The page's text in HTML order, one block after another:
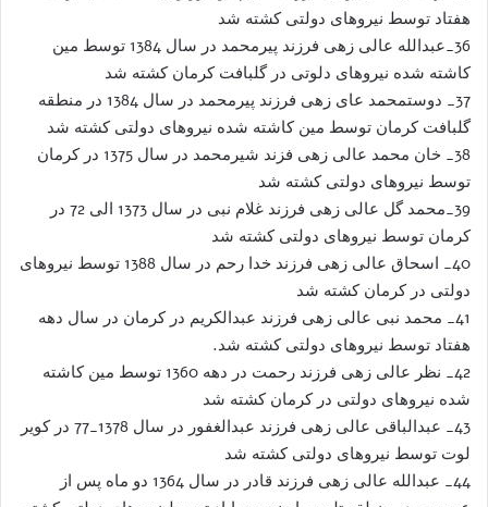
هفتاد توسط نیروهای دولتی کشته شد
36_عبدالله عالی زهی فرزند پیرمحمد در سال 1384 توسط مین
کاشته شده نیروهای دلوتی در گلبافت کرمان کشته شد
37_ دوستمحمد عای زهی فرزند پیرمحمد در سال 1384 در منطقه
گلبافت کرمان توسط مین کاشته شده نیروهای دولتی کشته شد
38_ خان محمد عالی زهی فزند شیرمحمد در سال 1375 در کرمان
توسط نیروهای دولتی کشته شد
39_محمد گل عالی زهی فرزند غلام نبی در سال 1373 الی 72 در
کرمان توسط نیروهای دولتی کشته شد
40_ اسحاق عالی زهی فرزند خدا رحم در سال 1388 توسط نیروهای
دولتی در کرمان کشته شد
41_ محمد نبی عالی زهی فرزند عبدالکریم در کرمان در سال دهه
هفتاد توسط نیروهای دولتی کشته شد.
42_ نظر عالی زهی فرزند رحمت در دهه 1360 توسط مین کاشته
شده نیروهای دولتی در کرمان کشته شد
43_ عبدالباقی عالی زهی فرزند عبدالغفور در سال 1378_77 در کویر
لوت توسط نیروهای دولتی کشته شد
44_ عبدالله عالی زهی فرزند قادر در سال 1364 دو ماه پس از